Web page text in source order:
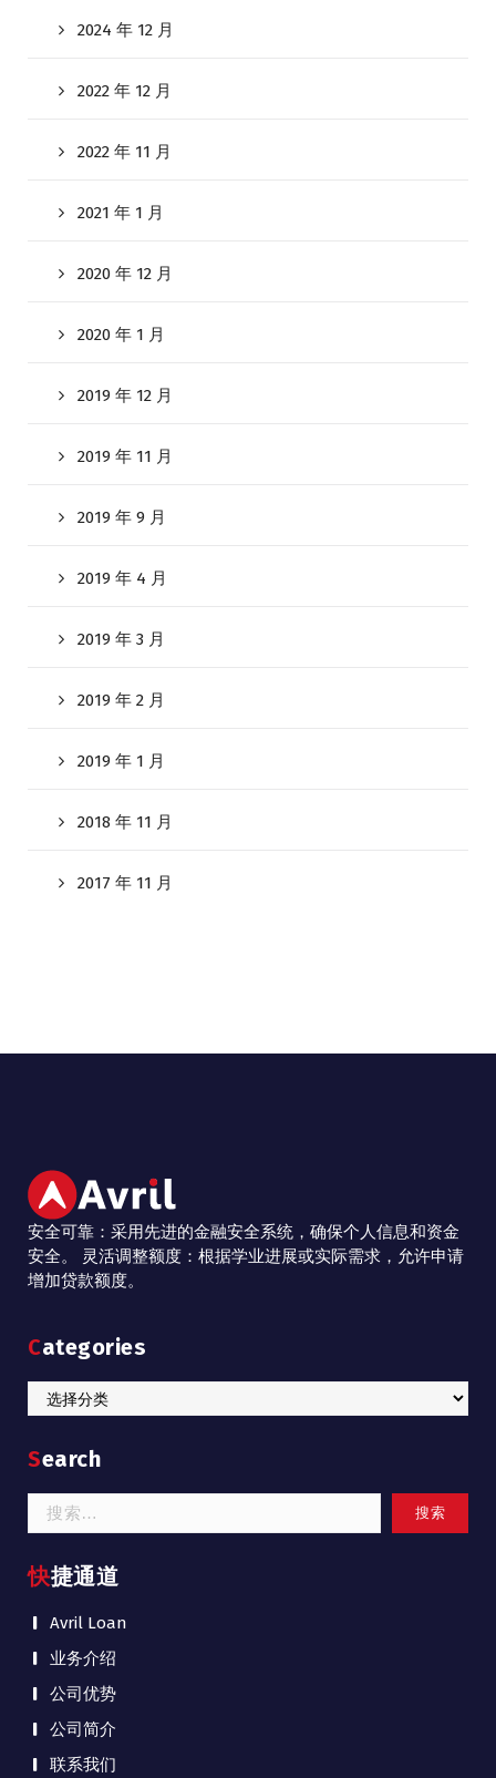
2024 年 12 月
2022 年 12 月
2022 年 11 月
2021 年 1 月
2020 年 12 月
2020 年 1 月
2019 年 12 月
2019 年 11 月
2019 年 9 月
2019 年 4 月
2019 年 3 月
2019 年 2 月
2019 年 1 月
2018 年 11 月
2017 年 11 月
安全可靠：采用先进的金融安全系统，确保个人信息和资金
安全。 灵活调整额度：根据学业进展或实际需求，允许申请
增加贷款额度。
Categories
Categories
Search
索：
快捷通道
Avril Loan
业务介绍
公司优势
公司简介
联系我们